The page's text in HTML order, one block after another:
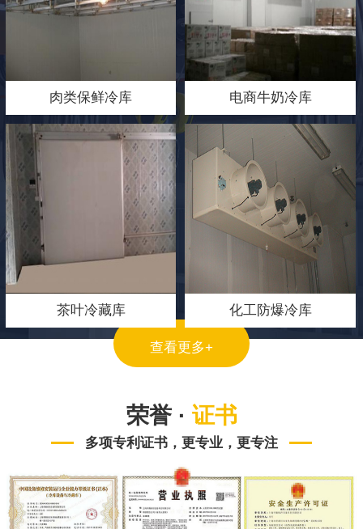
肉类保鲜冷库 电商牛奶冷库
茶叶冷藏库 化工防爆冷库
查看更多+
荣誉 · 证书
多项专利证书，更专业，更专注